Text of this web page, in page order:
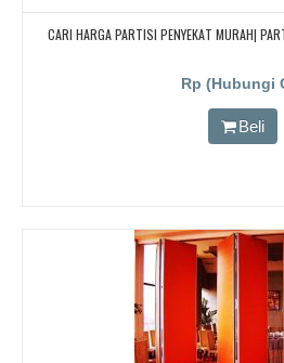
CARI HARGA PARTISI PENYEKAT MURAH|
Rp (Hubungi
Beli